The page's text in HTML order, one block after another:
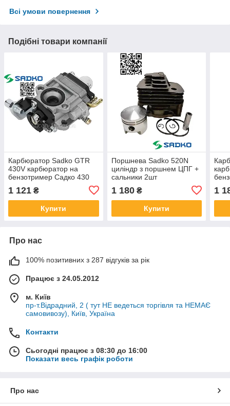
Всі умови повернення
Подібні товари компанії
Карбюратор Sadko GTR
430V карбюратор на
бензотример Садко 430
1 121 ₴
Купити
Поршнева Sadko 520N
циліндр з поршнем ЦПГ +
сальники 2шт
1 180₴
Купити
1
Про нас
100% позитивних з 287 відгуків за рік
Працює з 24.05.2012
м. Київ
пр-т.Відрадний, 2 ( тут НЕ ведеться торгівля та НЕМАЄ
самовивозу), Київ, Україна
Контакти
Сьогодні працює з 08:30 до 16:00
Показати весь графік роботи
Про нас